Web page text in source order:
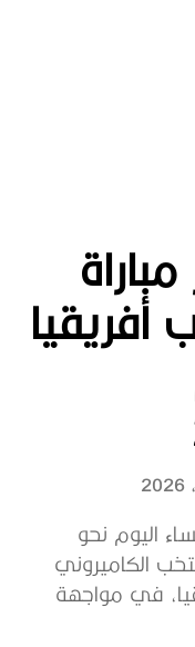
أفريقيا
اليوم نحو
الكاميروني
في مواجهة